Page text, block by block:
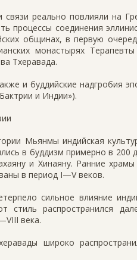
связи реально повлияли на
процессы соединения
общинах, в первую
монастырях
Тхеравада.
и буддийские надгробия
и Индии»).
Мьянмы индийская
в буддизм примерно в 200
и Хинаяну. Ранние
в период I—V веков.
сильное влияние
стиль распространился
века.
широко